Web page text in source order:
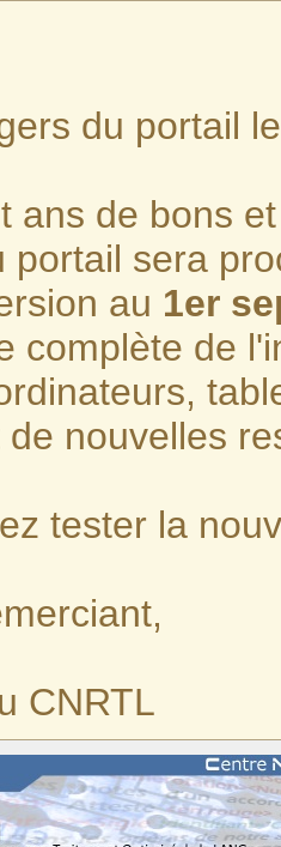
du portail
ans de bons
portail sera
au 1er
complète de
nouvelles
tester la
CNRTL